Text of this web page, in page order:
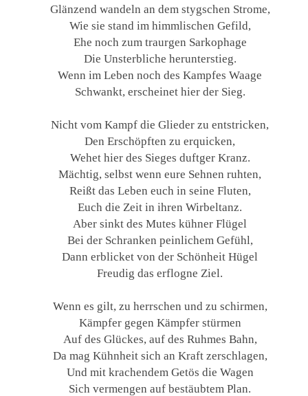
Glänzend wandeln an dem stygschen Strome,
Wie sie stand im himmlischen Gefild,
Ehe noch zum traurgen Sarkophage
Die Unsterbliche herunterstieg.
Wenn im Leben noch des Kampfes Waage
Schwankt, erscheinet hier der Sieg.
Nicht vom Kampf die Glieder zu entstricken,
Den Erschöpften zu erquicken,
Wehet hier des Sieges duftger Kranz.
Mächtig, selbst wenn eure Sehnen ruhten,
Reißt das Leben euch in seine Fluten,
Euch die Zeit in ihren Wirbeltanz.
Aber sinkt des Mutes kühner Flügel
Bei der Schranken peinlichem Gefühl,
Dann erblicket von der Schönheit Hügel
Freudig das erflogne Ziel.
Wenn es gilt, zu herrschen und zu schirmen,
Kämpfer gegen Kämpfer stürmen
Auf des Glückes, auf des Ruhmes Bahn,
Da mag Kühnheit sich an Kraft zerschlagen,
Und mit krachendem Getös die Wagen
Sich vermengen auf bestäubtem Plan.